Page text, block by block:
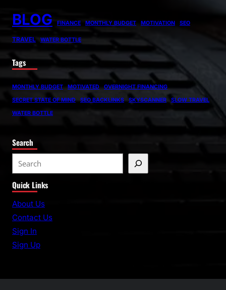
BLOG FINANCE MONTHLY BUDGET MOTIVATION SEO
TRAVEL WATER BOTTLE
Tags
MONTHLY BUDGET MOTIVATED
OVERNIGHT FINANCING
SECRET STATE OF MIND
SEO BACKLINKS SKYSCANNER
SLOW TRAVEL
WATER BOTTLE
Search
e
a
r
c
Quick Links
About Us
Contact Us
Sign In
Sign Up